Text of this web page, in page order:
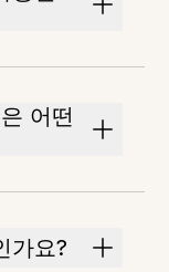
어떤
가요?